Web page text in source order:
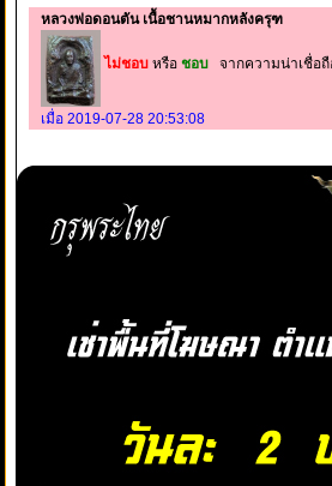
หลวงพ่อดอนตัน เนื้อชานหมากหลังครุฑ
ไม่ชอบ หรือ ชอบ จากความน่าเชื่อถื
เมื่อ 2019-07-28 20:53:08